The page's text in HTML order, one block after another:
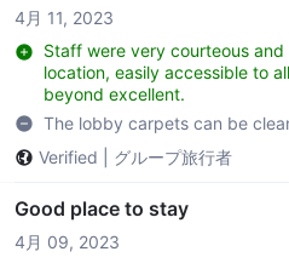
4月 11, 2023
Staff were very courteous
location, easily accessible to
beyond excellent.
The lobby carpets can be
Verified
グループ旅行者
Good place to stay
4月 09, 2023